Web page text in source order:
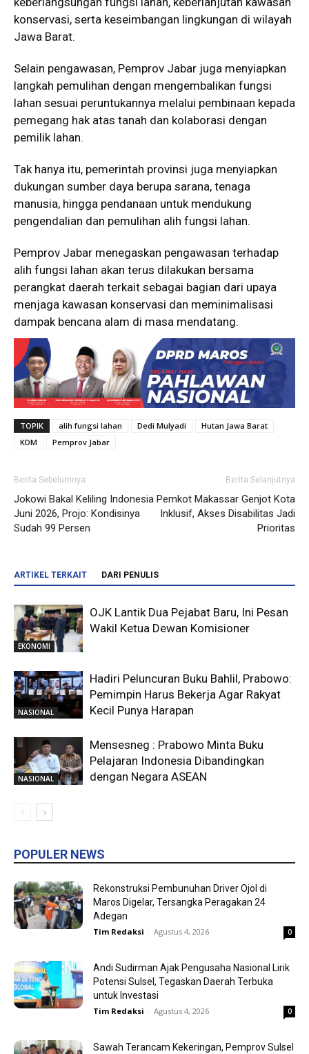
konservasi, serta keseimbangan lingkungan di wilayah
Jawa Barat.
Selain pengawasan, Pemprov Jabar juga menyiapkan
langkah pemulihan dengan mengembalikan fungsi
lahan sesuai peruntukannya melalui pembinaan kepada
pemegang hak atas tanah dan kolaborasi dengan
pemilik lahan.
Tak hanya itu, pemerintah provinsi juga menyiapkan
dukungan sumber daya berupa sarana, tenaga
manusia, hingga pendanaan untuk mendukung
pengendalian dan pemulihan alih fungsi lahan.
Pemprov Jabar menegaskan pengawasan terhadap
alih fungsi lahan akan terus dilakukan bersama
perangkat daerah terkait sebagai bagian dari upaya
menjaga kawasan konservasi dan meminimalisasi
dampak bencana alam di masa mendatang.
TOPIK alih fungsi lahan Dedi Mulyadi
Hutan Jawa Barat
KDM
Pemprov Jabar
Berita Sebelumnya
Jokowi Bakal Keliling Indonesia
Juni 2026, Projo: Kondisinya
Sudah 99 Persen
Berita Selanjutnya
Pemkot Makassar Genjot Kota
Inklusif, Akses Disabilitas Jadi
Prioritas
ARTIKEL TERKAIT DARI PENULIS
EKONOMI
OJK Lantik Dua Pejabat Baru, Ini Pesan
Wakil Ketua Dewan Komisioner
NASIONAL
Hadiri Peluncuran Buku Bahlil, Prabowo:
Pemimpin Harus Bekerja Agar Rakyat
Kecil Punya Harapan
NASIONAL
Mensesneg : Prabowo Minta Buku
Pelajaran Indonesia Dibandingkan
dengan Negara ASEAN
POPULER NEWS
Rekonstruksi Pembunuhan Driver Ojol di
Maros Digelar, Tersangka Peragakan 24
Adegan
Tim Redaksi - Agustus 4, 2026 0
Andi Sudirman Ajak Pengusaha Nasional Lirik
Potensi Sulsel, Tegaskan Daerah Terbuka
untuk Investasi
Tim Redaksi - Agustus 4, 2026 0
Sawah Terancam Kekeringan, Pemprov Sulsel